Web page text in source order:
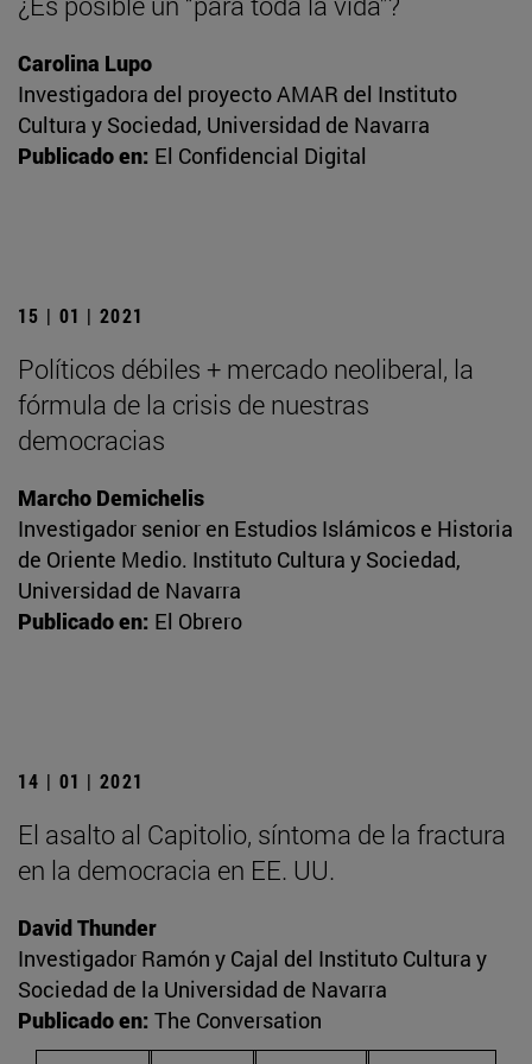
Carolina Lupo
Investigadora del proyecto AMAR del Instituto
Cultura y Sociedad, Universidad de Navarra
Publicado en: El Confidencial Digital
15 | 01 | 2021
Políticos débiles + mercado neoliberal, la
fórmula de la crisis de nuestras
democracias
Marcho Demichelis
Investigador senior en Estudios Islámicos e Historia
de Oriente Medio. Instituto Cultura y Sociedad,
Universidad de Navarra
Publicado en: El Obrero
14 | 01 | 2021
El asalto al Capitolio, síntoma de la fractura
en la democracia en EE. UU.
David Thunder
Investigador Ramón y Cajal del Instituto Cultura y
Sociedad de la Universidad de Navarra
Publicado en: The Conversation